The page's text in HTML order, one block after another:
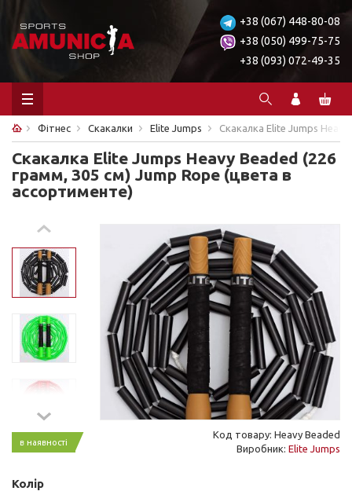
+38 (067) 448-80-08
+38 (050) 499-75-75
+38 (093) 072-49-35
Фітнес Скакалки Elite Jumps Cкакалка Elite Jumps
Cкакалка Elite Jumps Heavy Beaded (226
грамм, 305 см) Jump Rope (цвета в
ассортименте)
в наявності
Код товару: Heavy Beaded
Виробник: Elite Jumps
Колір